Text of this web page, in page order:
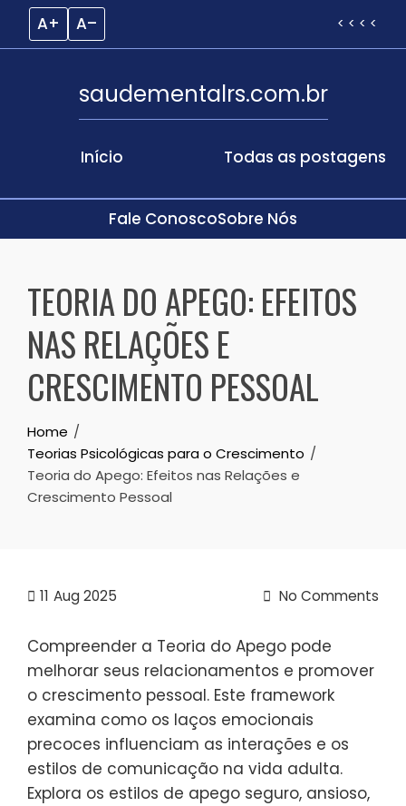
A+ A– < < < <
Início
saudementalrs.com.br
Todas as postagens
Fale ConoscoSobre Nós
content
TEORIA DO APEGO: EFEITOS
NAS RELAÇÕES E
CRESCIMENTO PESSOAL
Home
Teorias Psicológicas para o Crescimento
Teoria do Apego: Efeitos nas Relações e
Crescimento Pessoal
11 Aug 2025 No Comments
Compreender a Teoria do Apego pode
melhorar seus relacionamentos e promover
o crescimento pessoal. Este framework
examina como os laços emocionais
precoces influenciam as interações e os
estilos de comunicação na vida adulta.
Explora os estilos de apego seguro, ansioso,